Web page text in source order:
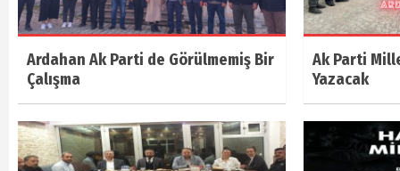
Ardahan Ak Parti de Görülmemiş Bir
Çalışma
Ak Parti
Yazacak